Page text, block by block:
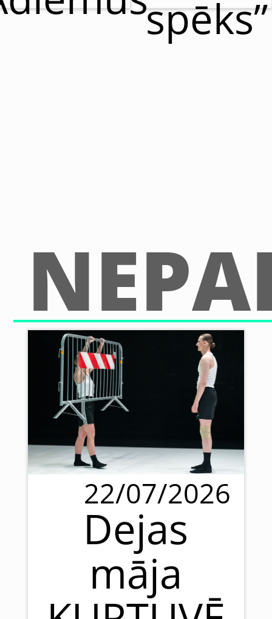
spēks”
22/07/2026
Dejas
māja